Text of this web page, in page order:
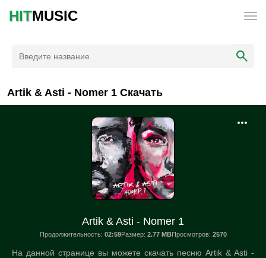
HITMUSIC
Artik & Asti - Nomer 1 Скачать
Artik & Asti - Nomer 1
Продолжительность: 02:59Размер: 2.77 MBПросмотров: 2570
На данной странице вы можете скачать песню Artik & Asti -